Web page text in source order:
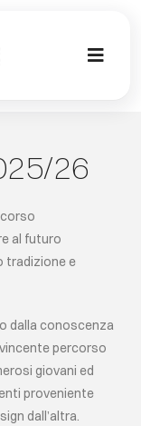
Toggle
CLASSIC
SU MISURA
ABOUT
26
al futuro
tradizione e
dalla conoscenza
percorso
giovani ed
proveniente
dall’altra.